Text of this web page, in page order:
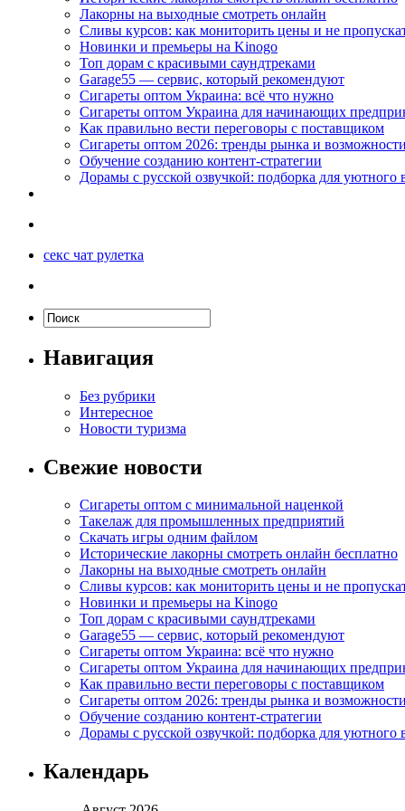
Лакорны на выходные смотреть онлайн
Сливы курсов: как мониторить цены и не
Новинки и премьеры на Kinogo
Топ дорам с красивыми саундтреками
Garage55 — сервис, который рекомендуют
Сигареты оптом Украина: всё что нужно
Сигареты оптом Украина для начинающих
Как правильно вести переговоры с поставщиком
Сигареты оптом 2026: тренды рынка и возможности
Обучение созданию контент-стратегии
Дорамы с русской озвучкой: подборка для уютного
секс чат рулетка
Навигация
Без рубрики
Интересное
Новости туризма
Свежие новости
Сигареты оптом с минимальной наценкой
Такелаж для промышленных предприятий
Скачать игры одним файлом
Исторические лакорны смотреть онлайн бесплатно
Лакорны на выходные смотреть онлайн
Сливы курсов: как мониторить цены и не
Новинки и премьеры на Kinogo
Топ дорам с красивыми саундтреками
Garage55 — сервис, который рекомендуют
Сигареты оптом Украина: всё что нужно
Сигареты оптом Украина для начинающих
Как правильно вести переговоры с поставщиком
Сигареты оптом 2026: тренды рынка и возможности
Обучение созданию контент-стратегии
Дорамы с русской озвучкой: подборка для уютного
Календарь